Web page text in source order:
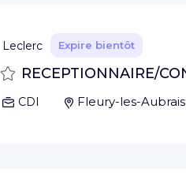
Leclerc Expire bientôt
Sauvegarder
RECEPTIONNAIRE/
CDI Fleury-les-Aubrais